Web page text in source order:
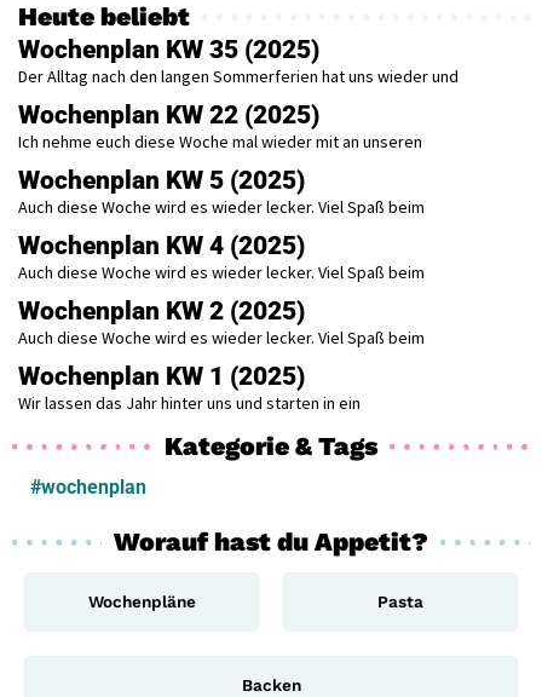
Heute beliebt
Wochenplan KW 35 (2025)
Der Alltag nach den langen Sommerferien hat uns wieder und
Wochenplan KW 22 (2025)
Ich nehme euch diese Woche mal wieder mit an unseren
Wochenplan KW 5 (2025)
Auch diese Woche wird es wieder lecker. Viel Spaß beim
Wochenplan KW 4 (2025)
Auch diese Woche wird es wieder lecker. Viel Spaß beim
Wochenplan KW 2 (2025)
Auch diese Woche wird es wieder lecker. Viel Spaß beim
Wochenplan KW 1 (2025)
Wir lassen das Jahr hinter uns und starten in ein
Kategorie & Tags
#wochenplan
Worauf hast du Appetit?
Wochenpläne Pasta
Backen